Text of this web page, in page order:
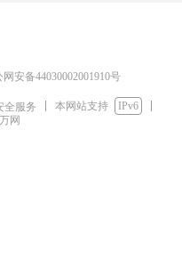
网安备44030002001910号
全服务 本网站支持
IPv6
网